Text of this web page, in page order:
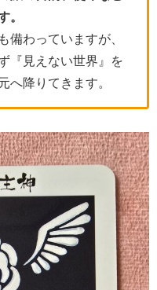
。
備わっていますが、
『見えない世界』を
へ降りてきます。